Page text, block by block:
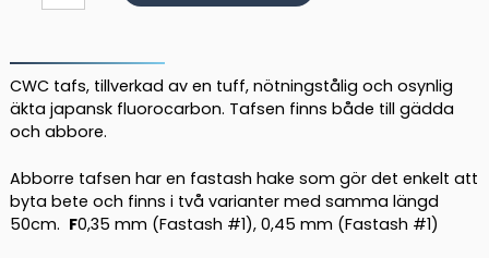
Carbon
mängd
CWC tafs, tillverkad av en tuff, nötningstålig och osynlig
äkta japansk fluorocarbon. Tafsen finns både till gädda
och abbore.
Abborre tafsen har en fastash hake som gör det enkelt att
byta bete och finns i två varianter med samma längd
50cm. F0,35 mm (Fastash #1), 0,45 mm (Fastash #1)